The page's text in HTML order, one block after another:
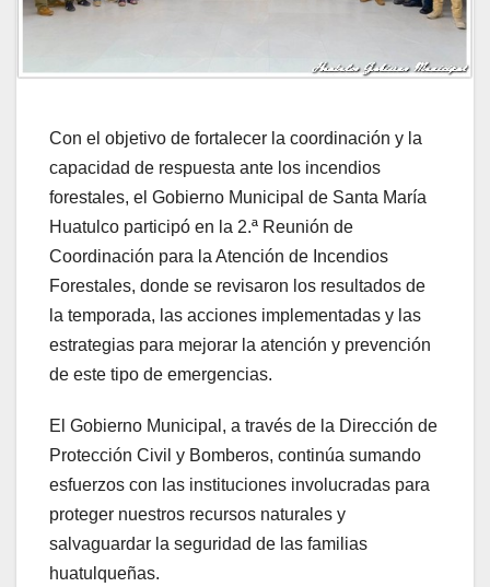
Con el objetivo de fortalecer la coordinación y la
capacidad de respuesta ante los incendios
forestales, el Gobierno Municipal de Santa María
Huatulco participó en la 2.ª Reunión de
Coordinación para la Atención de Incendios
Forestales, donde se revisaron los resultados de
la temporada, las acciones implementadas y las
estrategias para mejorar la atención y prevención
de este tipo de emergencias.
El Gobierno Municipal, a través de la Dirección de
Protección Civil y Bomberos, continúa sumando
esfuerzos con las instituciones involucradas para
proteger nuestros recursos naturales y
salvaguardar la seguridad de las familias
huatulqueñas.